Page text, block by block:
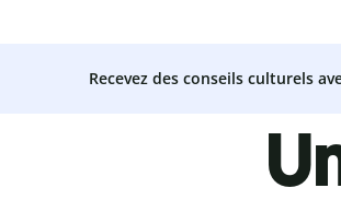
Recevez des conseils culturels